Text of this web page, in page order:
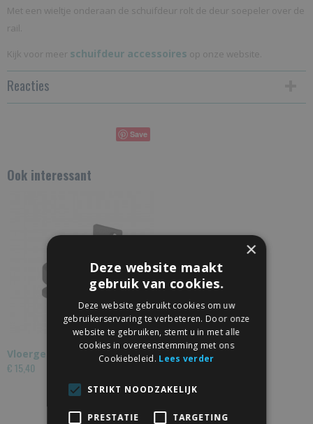
Met een wieltje onderaan de schuifdeur rolt de deur soepeler over de
rail.
Kijk voor meer schuifdeur accessoires op onze website.
Reacties
Save
Ook interessant
Vloergeleider met wiel
€ 15,40
×
Deze website maakt
gebruik van cookies.
Deze website gebruikt cookies om uw
gebruikerservaring te verbeteren. Door onze
website te gebruiken, stemt u in met alle
cookies in overeenstemming met ons
Cookiebeleid. Lees verder
STRIKT NOODZAKELIJK
PRESTATIE TARGETING